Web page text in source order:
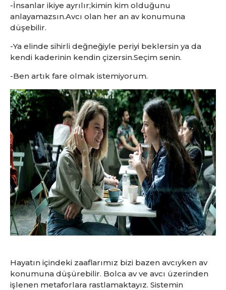
-İnsanlar ikiye ayrılır;kimin kim olduğunu
anlayamazsın.Avcı olan her an av konumuna
düşebilir.
-Ya elinde sihirli değneğiyle periyi beklersin ya da
kendi kaderinin kendin çizersin.Seçim senin.
-Ben artık fare olmak istemiyorum.
Hayatın içindeki zaaflarımız bizi bazen avcıyken av
konumuna düşürebilir. Bolca av ve avcı üzerinden
işlenen metaforlara rastlamaktayız. Sistemin